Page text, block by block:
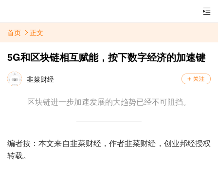
首页 正文
5G和区块链相互赋能，按下数字经济的加速键
韭菜财经
区块链进一步加速发展的大趋势已经不可阻挡。
编者按：本文来自韭菜财经，作者韭菜财经，创业邦经授权
转载。